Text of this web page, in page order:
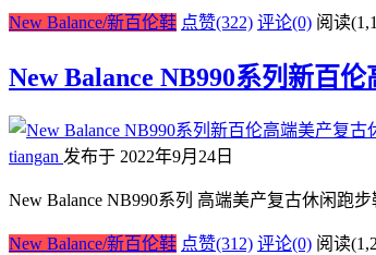
New Balance/新百伦鞋 点赞(322) 评论(0) 阅读
New Balance NB990系列新百
tiangan 发布于 2022年9月24日
New Balance NB990系列 高端美产复古休闲跑
New Balance/新百伦鞋 点赞(312) 评论(0) 阅读